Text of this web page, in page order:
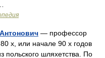
— профессор
х, или начале 90 х годов
польского шляхетства. По